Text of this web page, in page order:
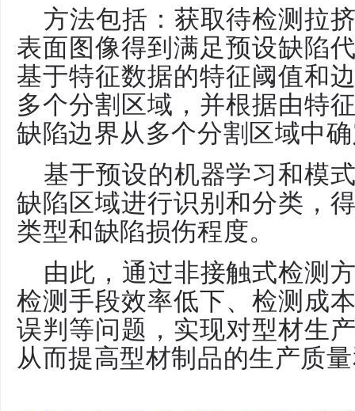
方法包括：获取待检测拉
表面图像得到满足预设缺陷
基于特征数据的特征阈值和
多个分割区域，并根据由特
缺陷边界从多个分割区域中
基于预设的机器学习和模
缺陷区域进行识别和分类，
类型和缺陷损伤程度。
由此，通过非接触式检测
检测手段效率低下、检测成
误判等问题，实现对型材生
从而提高型材制品的生产质